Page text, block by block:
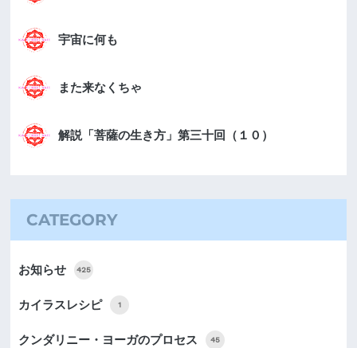
宇宙に何も
また来なくちゃ
解説「菩薩の生き方」第三十回（１０）
CATEGORY
お知らせ 425
カイラスレシピ 1
クンダリニー・ヨーガのプロセス 45